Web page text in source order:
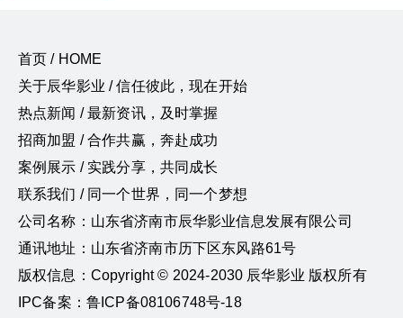
首页 / HOME
关于辰华影业 / 信任彼此，现在开始
热点新闻 / 最新资讯，及时掌握
招商加盟 / 合作共赢，奔赴成功
案例展示 / 实践分享，共同成长
联系我们 / 同一个世界，同一个梦想
公司名称：山东省济南市辰华影业信息发展有限公司
通讯地址：山东省济南市历下区东风路61号
版权信息：Copyright © 2024-2030 辰华影业 版权所有
IPC备案：鲁ICP备08106748号-18